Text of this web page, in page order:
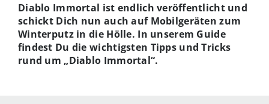
Diablo Immortal ist endlich veröffentlicht und
schickt Dich nun auch auf Mobilgeräten zum
Winterputz in die Hölle. In unserem Guide
findest Du die wichtigsten Tipps und Tricks
rund um „Diablo Immortal“.